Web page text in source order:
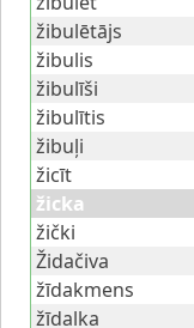
žibulētājs
žibulis
žibulīši
žibulītis
žibuļi
žicīt
žicka
žički
Židačiva
žīdakmens
žīdalka